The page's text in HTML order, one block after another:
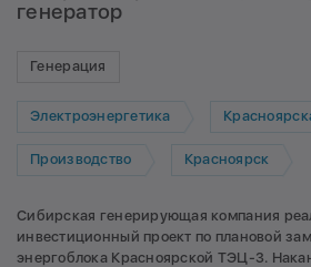
генератор
Генерация
Электроэнергетика
Производство Красноярск
Сибирская генерирующая компания
инвестиционный проект по плановой
энергоблока Красноярской ТЭЦ-3.